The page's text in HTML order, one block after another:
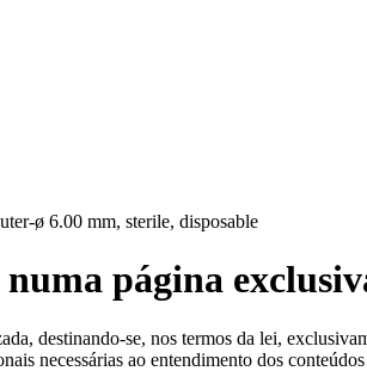
ø 6.00 mm, sterile, disposable
página
destinando-se, nos termos da lei,
necessárias ao entendimento dos